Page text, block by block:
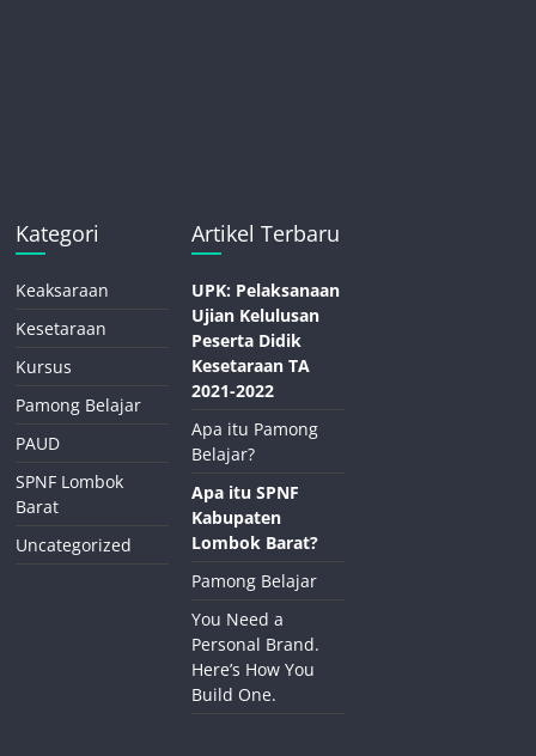
Kategori
Keaksaraan
Kesetaraan
Kursus
Pamong Belajar
PAUD
SPNF Lombok
Barat
Uncategorized
Artikel Terbaru
UPK: Pelaksanaan
Ujian Kelulusan
Peserta Didik
Kesetaraan TA
2021-2022
Apa itu Pamong
Belajar?
Apa itu SPNF
Kabupaten
Lombok Barat?
Pamong Belajar
You Need a
Personal Brand.
Here’s How You
Build One.